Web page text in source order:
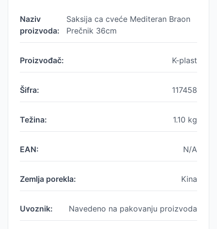
Naziv
proizvoda:
Saksija ca cveće Mediteran Braon
Prečnik 36cm
Proizvođač: K-plast
Šifra: 117458
Težina: 1.10 kg
EAN: N/A
Zemlja porekla: Kina
Uvoznik: Navedeno na pakovanju proizvoda